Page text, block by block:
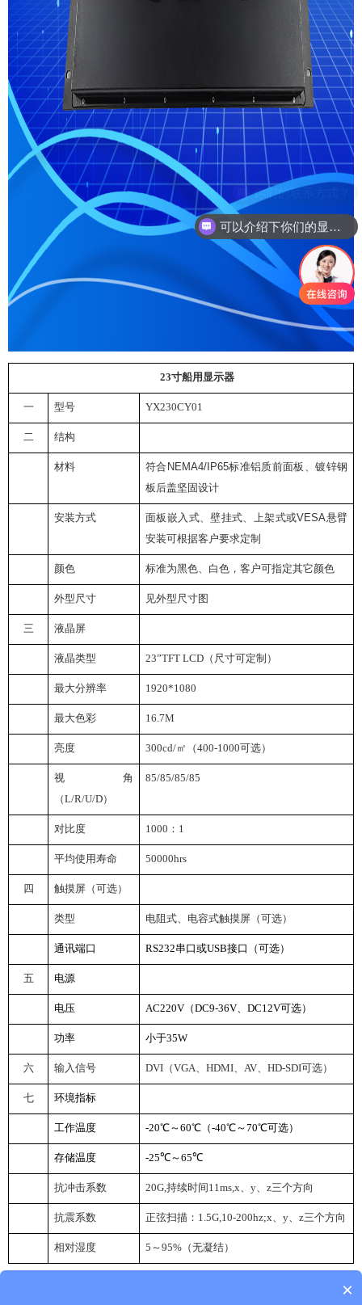
23寸船用显示器
一 型号 YX230CY01
二 结构
材料 符合NEMA4/IP65标准铝质前面板、镀锌钢
板后盖坚固设计
安装方式 面板嵌入式、壁挂式、 上架式或VESA悬臂
安装可根据客户要求定制
颜色 标准为黑色、白色，客户可指定其它颜色
外型尺寸 见外型尺寸图
三 液晶屏
液晶类型 23”TFT LCD（尺寸可定制）
最大分辨率 1920*1080
最大色彩 16.7M
亮度 300cd/㎡（400-1000可选）
视角
（L/R/U/D）
85/85/85/85
对比度 1000 ：1
平均使用寿命 50000hrs
四 触摸屏（可选）
类型 电阻式、电容式触摸屏（可选）
通讯端口 RS232串口或USB接口（可选）
五 电源
电压 AC220V （DC9-36V、DC12V可选）
功率 小于35W
六 输入信号 DVI （VGA、HDMI、AV、HD-SDI可选）
七 环境指标
工作温度 -20℃～60℃（-40℃～70℃可选）
存储温度 -25℃～65℃
抗冲击系数 20G 持续时间11ms,x、y、z三个方向
抗震系数 正弦扫描： 1.5G ,10-200hz;x、y、z三个方向
相对湿度 5 ～95%（无凝结）
×